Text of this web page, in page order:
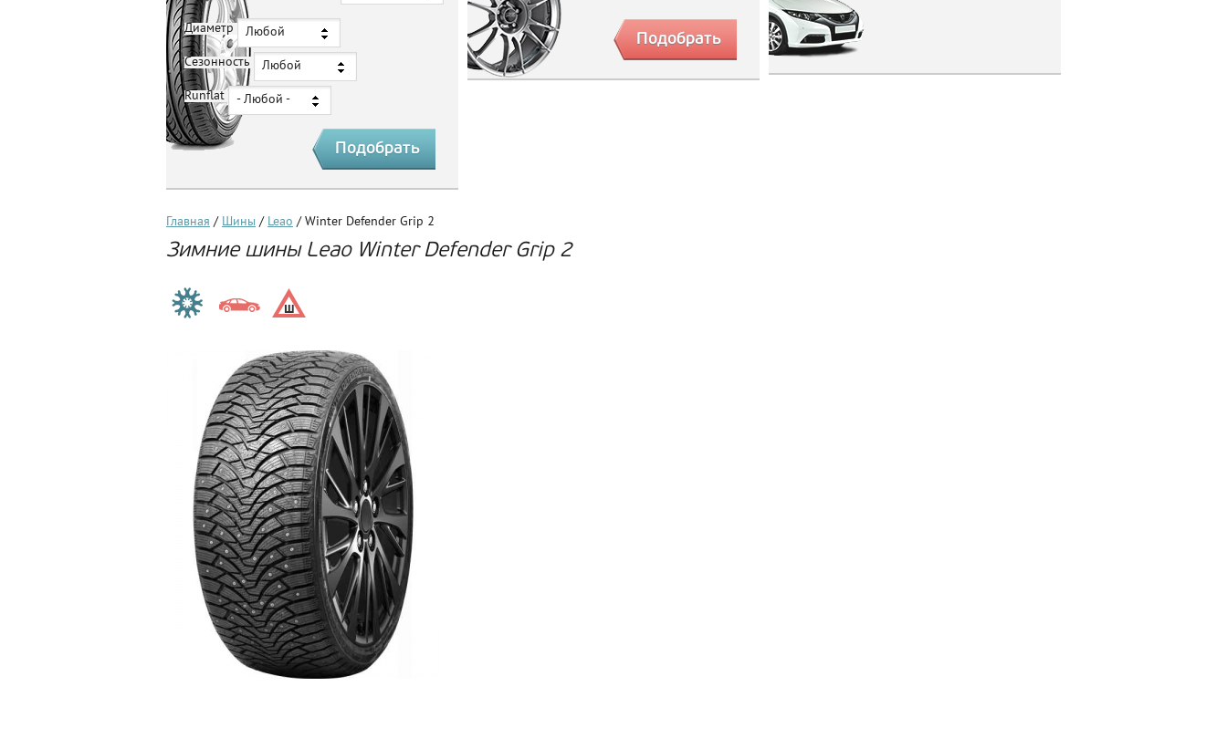
Диаметр Любой
Сезонность Любой
Runflat - Любой -
Главная / Шины / Leao / Winter Defender Grip 2
Зимние шины Leao Winter Defender Grip 2